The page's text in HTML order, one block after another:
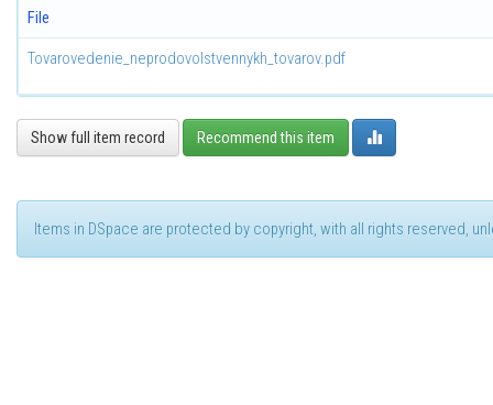
File
Tovarovedenie_neprodovolstvennykh_tovarov.pdf
Show full item record Recommend this item
Items in DSpace are protected by copyright, with all rights reserved,